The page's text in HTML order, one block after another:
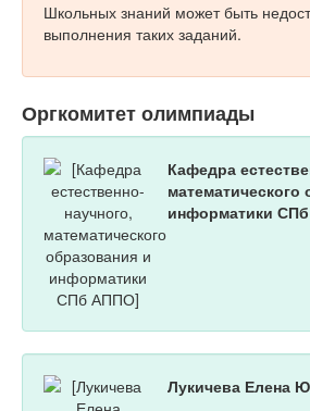
Школьных знаний может быть
выполнения таких заданий.
Оргкомитет олимпиады
Кафедра
математического
информатики
Лукичева Елена